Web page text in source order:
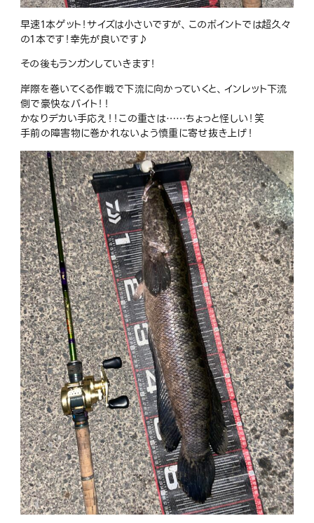
早速1本ゲット！サイズは小さいですが、このポイントでは超久々
の1本です！幸先が良いです♪
その後もランガンしていきます！
岸際を巻いてくる作戦で下流に向かっていくと、インレット下流
側で豪快なバイト！！
かなりデカい手応え！！この重さは……ちょっと怪しい！笑
手前の障害物に巻かれないよう慎重に寄せ抜き上げ！